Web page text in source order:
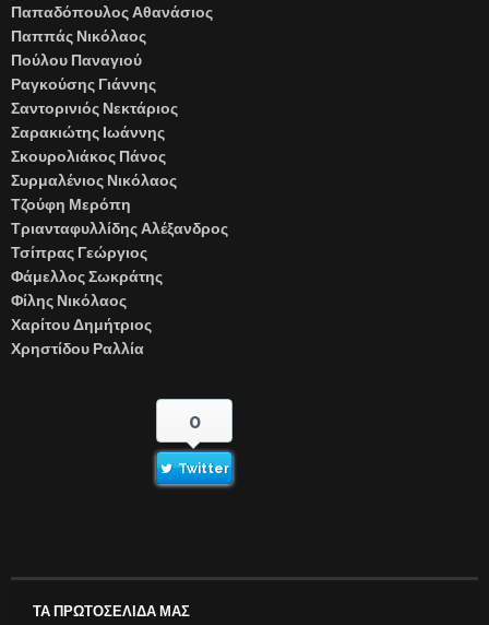
Παπαδόπουλος Αθανάσιος
Παππάς Νικόλαος
Πούλου Παναγιού
Ραγκούσης Γιάννης
Σαντορινιός Νεκτάριος
Σαρακιώτης Ιωάννης
Σκουρολιάκος Πάνος
Συρμαλένιος Νικόλαος
Τζούφη Μερόπη
Τριανταφυλλίδης Αλέξανδρος
Τσίπρας Γεώργιος
Φάμελλος Σωκράτης
Φίλης Νικόλαος
Χαρίτου Δημήτριος
Χρηστίδου Ραλλία
0
Twitter
ΤΑ ΠΡΩΤΟΣΕΛΙΔΑ ΜΑΣ